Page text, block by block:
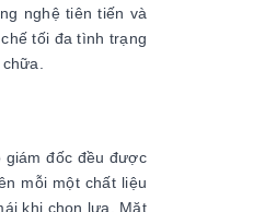
nghệ tiên tiến và
tối đa tình trạng
giám đốc đều được
mỗi một chất liệu
khi chọn lựa. Mặt